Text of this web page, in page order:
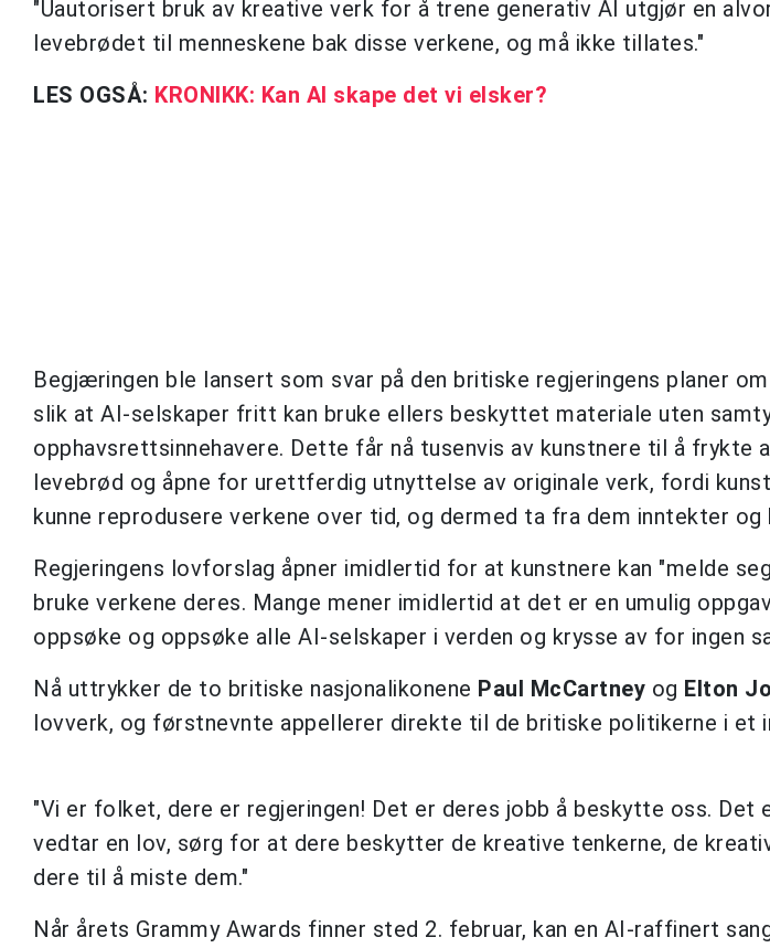
"Uautorisert bruk av kreative verk for å trene generativ AI utgjør en
levebrødet til menneskene bak disse verkene, og må ikke tillates."
LES OGSÅ: KRONIKK: Kan AI skape det vi elsker?
Begjæringen ble lansert som svar på den britiske regjeringens planer
slik at AI-selskaper fritt kan bruke ellers beskyttet materiale uten
opphavsrettsinnehavere. Dette får nå tusenvis av kunstnere til å frykte
levebrød og åpne for urettferdig utnyttelse av originale verk, fordi
kunne reprodusere verkene over tid, og dermed ta fra dem inntekter
Regjeringens lovforslag åpner imidlertid for at kunstnere kan "melde
bruke verkene deres. Mange mener imidlertid at det er en umulig
oppsøke og oppsøke alle AI-selskaper i verden og krysse av for ingen
Nå uttrykker de to britiske nasjonalikonene Paul McCartney og Elton
lovverk, og førstnevnte appellerer direkte til de britiske politikerne i et
"Vi er folket, dere er regjeringen! Det er deres jobb å beskytte oss. Det
vedtar en lov, sørg for at dere beskytter de kreative tenkerne, de
dere til å miste dem."
Når årets Grammy Awards finner sted 2. februar, kan en AI-raffinert